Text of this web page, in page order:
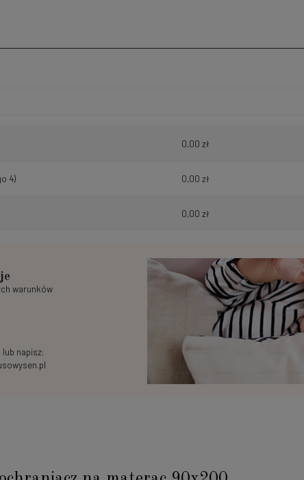
0,00 zł
4) 0,00 zł
0,00 zł
warunków
napisz: